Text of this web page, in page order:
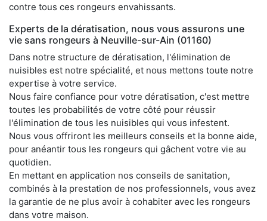
contre tous ces rongeurs envahissants.
Experts de la dératisation, nous vous assurons une
vie sans rongeurs à Neuville-sur-Ain (01160)
Dans notre structure de dératisation, l'élimination de
nuisibles est notre spécialité, et nous mettons toute notre
expertise à votre service.
Nous faire confiance pour votre dératisation, c'est mettre
toutes les probabilités de votre côté pour réussir
l'élimination de tous les nuisibles qui vous infestent.
Nous vous offriront les meilleurs conseils et la bonne aide,
pour anéantir tous les rongeurs qui gâchent votre vie au
quotidien.
En mettant en application nos conseils de sanitation,
combinés à la prestation de nos professionnels, vous avez
la garantie de ne plus avoir à cohabiter avec les rongeurs
dans votre maison.